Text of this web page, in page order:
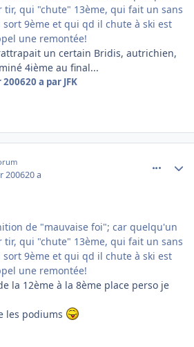
qui "chute" 13ème, qui fait un sans
9ème et qui qd il chute à ski est
une remontée!
un certain Bridis, autrichien,
4ième au final...
200620 a par JFK
200620 a
de "mauvaise foi"; car quelqu'un
qui "chute" 13ème, qui fait un sans
9ème et qui qd il chute à ski est
une remontée!
la 12ème à la 8ème place perso je
les podiums